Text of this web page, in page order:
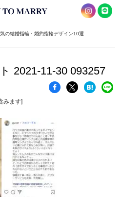
の結婚指輪・婚約指輪デザイン10選
2021-11-30 093257
みます]